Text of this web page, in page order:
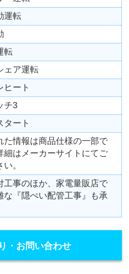
運転
転
ェア運転
ヒート
チ3
タート
情報は商品仕様の一部で
細はメーカーサイトにてご
。
事のほか、家電量販店で
な『隠ぺい配管工事』も承
・お問い合わせ